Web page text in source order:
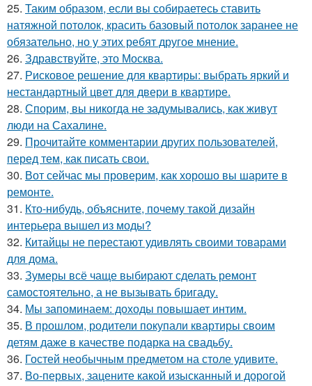
25. Таким образом, если вы собираетесь ставить
натяжной потолок, красить базовый потолок заранее не
обязательно, но у этих ребят другое мнение.
26. Здравствуйте, это Москва.
27. Рисковое решение для квартиры: выбрать яркий и
нестандартный цвет для двери в квартире.
28. Спорим, вы никогда не задумывались, как живут
люди на Сахалине.
29. Прочитайте комментарии других пользователей,
перед тем, как писать свои.
30. Вот сейчас мы проверим, как хорошо вы шарите в
ремонте.
31. Кто-нибудь, объясните, почему такой дизайн
интерьера вышел из моды?
32. Китайцы не перестают удивлять своими товарами
для дома.
33. Зумеры всё чаще выбирают сделать ремонт
самостоятельно, а не вызывать бригаду.
34. Мы запоминаем: доходы повышает интим.
35. В прошлом, родители покупали квартиры своим
детям даже в качестве подарка на свадьбу.
36. Гостей необычным предметом на столе удивите.
37. Во-первых, зацените какой изысканный и дорогой